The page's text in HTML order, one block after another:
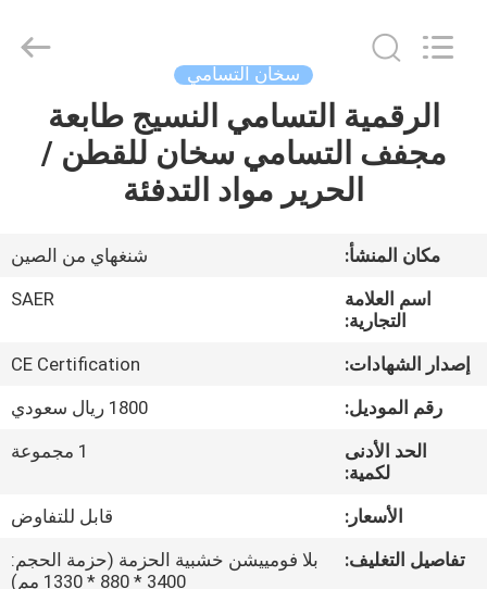
منزل
أشرطة
فيديو
حول
جولة
المعمل
Supplier
سخان التسامي
الرقمية التسامي النسيج طابعة
مجفف التسامي سخان للقطن /
الحرير مواد التدفئة
مكان المنشأ:
شنغهاي من الصين
اسم العلامة
التجارية:
SAER
إصدار الشهادات:
CE Certification
رقم الموديل:
1800 ريال سعودي
الحد الأدنى
لكمية:
1 مجموعة
الأسعار:
قابل للتفاوض
تفاصيل التغليف:
بلا فومييشن خشبية الحزمة (حزمة الحجم:
3400 * 880 * 1330 مم)